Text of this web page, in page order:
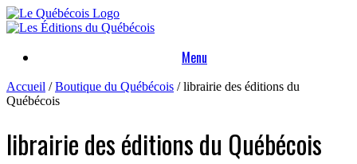
Skip
to
Menu
Accueil /Boutique du Québécois / librairie des éditions du
Québécois
librairie des éditions du Québécois